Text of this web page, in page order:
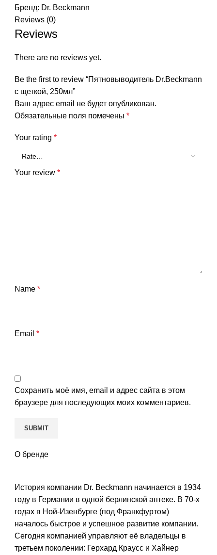
Бренд: Dr. Beckmann
Reviews (0)
Reviews
There are no reviews yet.
Be the first to review “Пятновыводитель Dr.Beckmann
с щеткой, 250мл”
Ваш адрес email не будет опубликован.
Обязательные поля помечены *
Your rating *
Your review *
Name *
Email *
Сохранить моё имя, email и адрес сайта в этом
браузере для последующих моих комментариев.
О бренде
История компании Dr. Beckmann начинается в 1934
году в Германии в одной берлинской аптеке. В 70-х
годах в Ной-Изенбурге (под Франкфуртом)
началось быстрое и успешное развитие компании.
Сегодня компанией управляют её владельцы в
третьем поколении: Герхард Краусс и Хайнер